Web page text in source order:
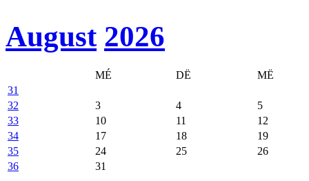
August 2026
MÉ DË
MË
31
32
3 4
5
33
10 11
12
34
17 18
19
35
24 25
26
36
31